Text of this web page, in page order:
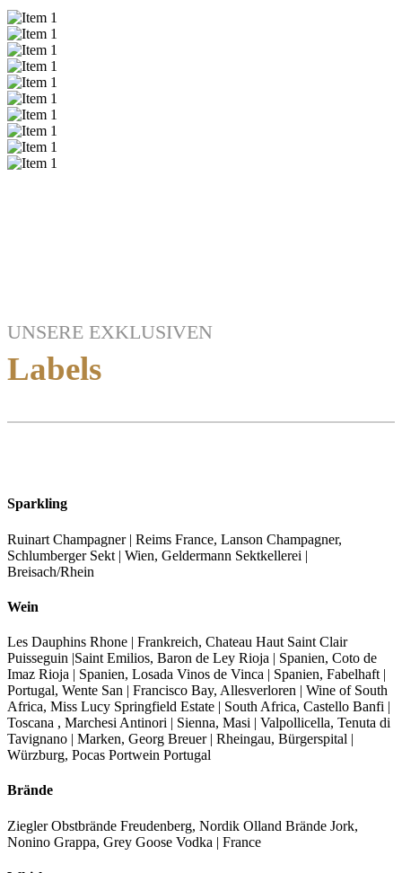
UNSERE EXKLUSIVEN
Labels
Sparkling
Ruinart Champagner | Reims France, Lanson Champagner,
Schlumberger Sekt | Wien, Geldermann Sektkellerei |
Breisach/Rhein
Wein
Les Dauphins Rhone | Frankreich, Chateau Haut Saint Clair
Puisseguin |Saint Emilios, Baron de Ley Rioja | Spanien, Coto de
Imaz Rioja | Spanien, Losada Vinos de Vinca | Spanien, Fabelhaft |
Portugal, Wente San | Francisco Bay, Allesverloren | Wine of South
Africa, Miss Lucy Springfield Estate | South Africa, Castello Banfi |
Toscana , Marchesi Antinori | Sienna, Masi | Valpollicella, Tenuta di
Tavignano | Marken, Georg Breuer | Rheingau, Bürgerspital |
Würzburg, Pocas Portwein Portugal
Brände
Ziegler Obstbrände Freudenberg, Nordik Olland Brände Jork,
Nonino Grappa, Grey Goose Vodka | France